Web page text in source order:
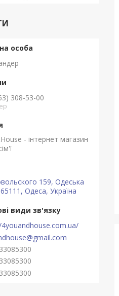
308-53-00
- інтернет магазин
159, Одеська
Одеса, Україна